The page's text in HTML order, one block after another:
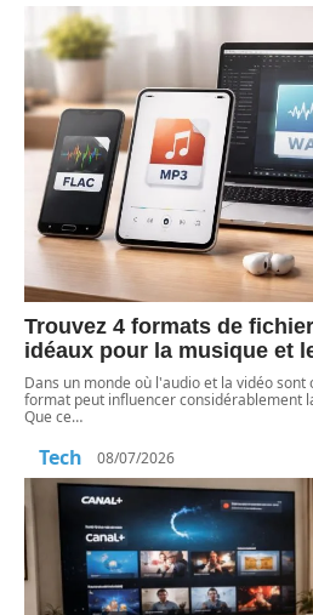
Trouvez 4 formats de
idéaux pour la musique et
Dans un monde où l'audio et la vidéo
format peut influencer considérablement
Que ce…
Tech 08/07/2026